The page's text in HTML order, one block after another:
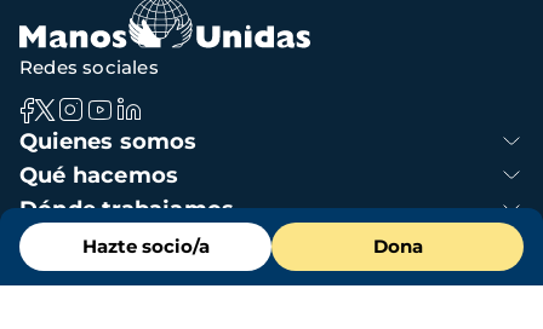
Menú
de
destacados
Hazte socio/a Dona
Navegación
principal
Quienes somos
Qué hacemos
Dónde trabajamos
Colabora
Actualidad
Redes sociales